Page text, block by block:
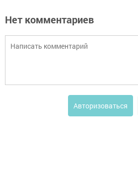
Нет комментариев
Авторизоваться